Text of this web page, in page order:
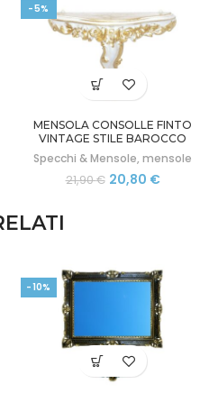
-5%
MENSOLA CONSOLLE FINTO
VINTAGE STILE BAROCCO
VENEZIANO SHABBY-CHIC
Specchi & Mensole, mensole
21,90€ Il
20,80 €Il
-10%